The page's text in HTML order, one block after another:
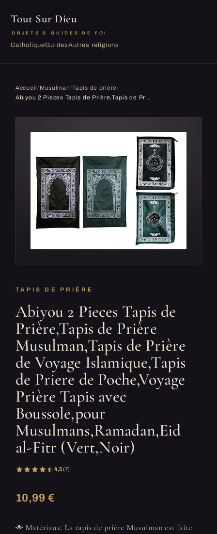
Tout Sur Dieu
OBJETS & GUIDES DE FOI
CatholiqueGuidesAutres religions
Accueil/ Musulman/Tapis de prière/
Abiyou 2 Pieces Tapis de Prière,Tapis de Prière Musulman,Tapis de Prière de Voyage Islamique,Tapis de Priere de Poche,Voyage Prière Tapis avec Boussole,pour Musulmans,Ramadan,Eid al-Fitr (Vert,Noir)
TAPIS DE PRIÈRE
Abiyou 2 Pieces Tapis de
Prière,Tapis de Prière
Musulman,Tapis de Prière
de Voyage Islamique,Tapis
de Priere de Poche,Voyage
Prière Tapis avec
Boussole,pour
Musulmans,Ramadan,Eid
al-Fitr (Vert,Noir)
4,5(7)
10,99 €
🌟 Matériaux: La tapis de prière Musulman est faite